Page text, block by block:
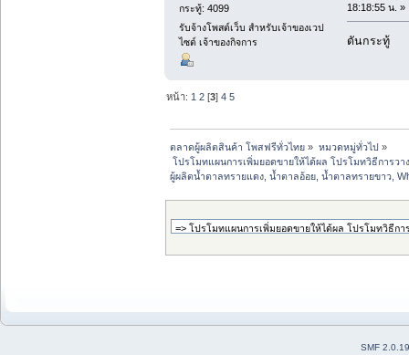
กระทู้: 4099
รับจ้างโพสต์เว็บ สำหรับเจ้าของเวป
ไซต์ เจ้าของกิจการ
18:18:55 น. »
ดันกระทู้
หน้า: 1 2 [3]4 5
ตลาดผู้ผลิตสินค้า โพสฟรีทั่วไทย » หมวดหมู่ทั่วไป»
โปรโมทแผนการเพิ่มยอดขายให้ได้ผล โปรโมทวิธีการวา
ผู้ผลิตน้ำตาลทรายแดง, น้ำตาลอ้อย, น้ำตาลทรายขาว,
SMF 2.0.19